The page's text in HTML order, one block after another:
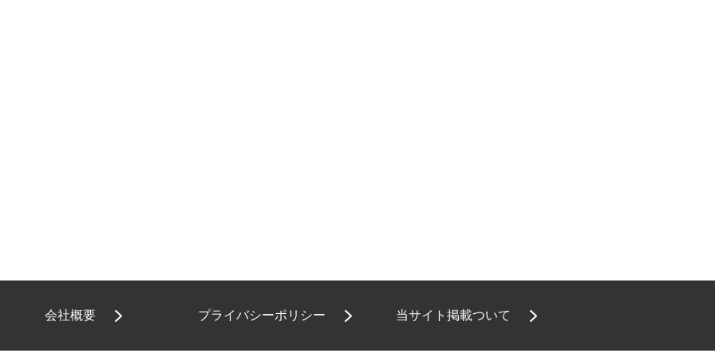
会社概要 プライバシーポリシー 当サイト掲載ついて